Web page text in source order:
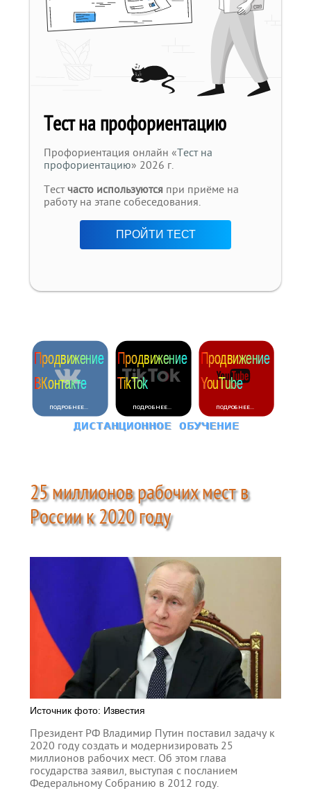
Тест на профориентацию
Профориентация онлайн «Тест на
профориентацию» 2026 г.
Тестчасто используются при приёме на
работу на этапе собеседования.
ПРОЙТИ ТЕСТ
25 миллионов рабочих мест в
России к 2020 году
Источник фото: Известия
Президент РФ Владимир Путин поставил задачу к
2020 году создать и модернизировать 25
миллионов рабочих мест. Об этом глава
государства заявил, выступая с посланием
Федеральному Собранию в 2012 году.